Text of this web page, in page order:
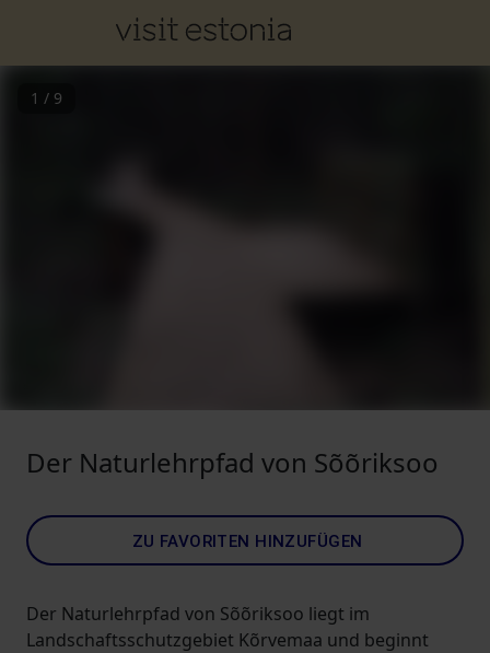
1 / 9
Der Naturlehrpfad von Sõõriksoo
ZU FAVORITEN HINZUFÜGEN
Der Naturlehrpfad von Sõõriksoo liegt im
Landschaftsschutzgebiet Kõrvemaa und beginnt